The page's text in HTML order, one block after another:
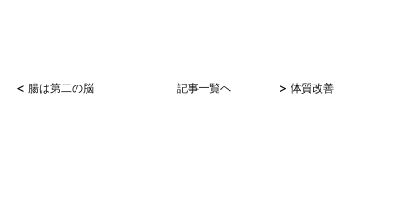
< 腸は第二の脳 記事一覧へ >体質改善